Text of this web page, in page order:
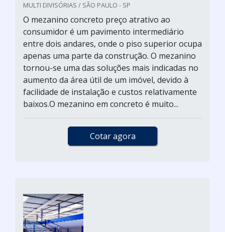
MULTI DIVISÓRIAS / SÃO PAULO - SP
O mezanino concreto preço atrativo ao
consumidor é um pavimento intermediário
entre dois andares, onde o piso superior ocupa
apenas uma parte da construção. O mezanino
tornou-se uma das soluções mais indicadas no
aumento da área útil de um imóvel, devido à
facilidade de instalação e custos relativamente
baixos.O mezanino em concreto é muito...
Cotar agora